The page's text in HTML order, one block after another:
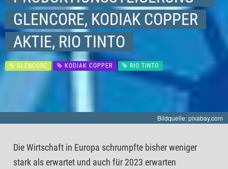
GLENCORE, KODIAK COPPER
AKTIE, RIO TINTO
GLENCORE KODIAK COPPER RIO TINTO
Bildquelle: pixabay.com
Die Wirtschaft in Europa schrumpfte bisher weniger
stark als erwartet und auch für 2023 erwarten